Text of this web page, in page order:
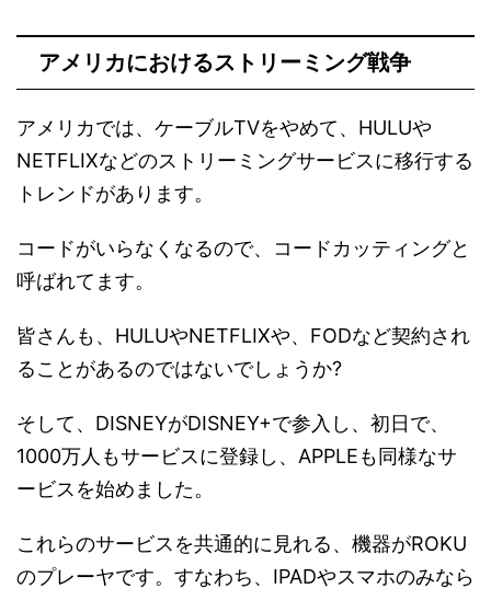
アメリカにおけるストリーミング戦争
アメリカでは、ケーブルTVをやめて、HULUや
NETFLIXなどのストリーミングサービスに移行する
トレンドがあります。
コードがいらなくなるので、コードカッティングと
呼ばれてます。
皆さんも、HULUやNETFLIXや、FODなど契約され
ることがあるのではないでしょうか?
そして、DISNEYがDISNEY+で参入し、初日で、
1000万人もサービスに登録し、APPLEも同様なサ
ービスを始めました。
これらのサービスを共通的に見れる、機器がROKU
のプレーヤです。すなわち、IPADやスマホのみなら